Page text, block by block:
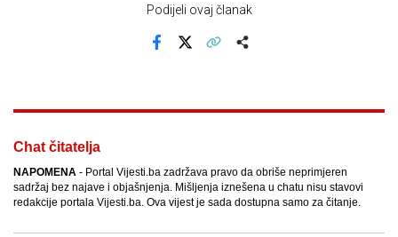
Podijeli ovaj članak
Chat čitatelja
NAPOMENA - Portal Vijesti.ba zadržava pravo da obriše neprimjeren
sadržaj bez najave i objašnjenja. Mišljenja iznešena u chatu nisu stavovi
redakcije portala Vijesti.ba. Ova vijest je sada dostupna samo za čitanje.